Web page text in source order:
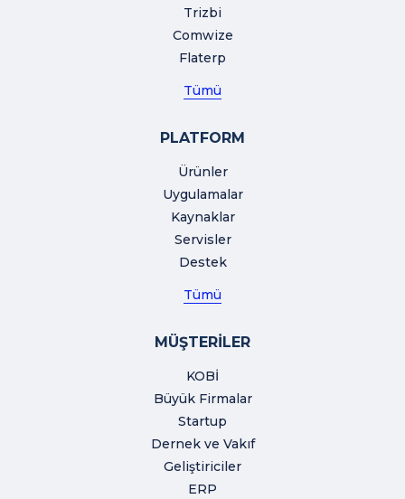
Trizbi
Comwize
Flaterp
Tümü
PLATFORM
Ürünler
Uygulamalar
Kaynaklar
Servisler
Destek
Tümü
MÜŞTERİLER
KOBİ
Büyük Firmalar
Startup
Dernek ve Vakıf
Geliştiriciler
ERP